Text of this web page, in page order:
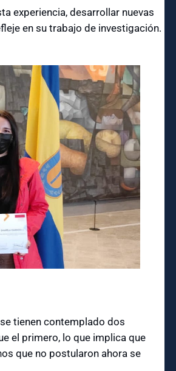
experiencia, desarrollar nuevas
en su trabajo de investigación.
tienen contemplado dos
el primero, lo que implica que
que no postularon ahora se